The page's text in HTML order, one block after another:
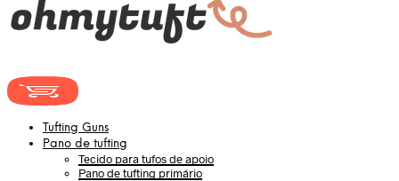
Tufting Guns
Pano de tufting
Tecido para tufos de apoio
Pano de tufting primário